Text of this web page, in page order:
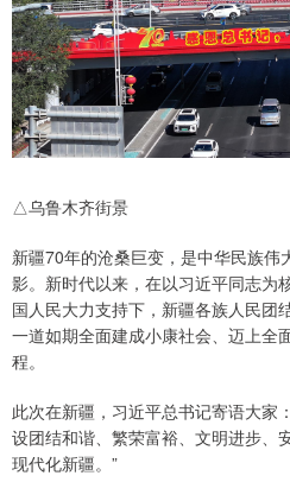
△乌鲁木齐街景
新疆70年的沧桑巨变，是中华民族伟
影。新时代以来，在以习近平同志为
国人民大力支持下，新疆各族人民团
一道如期全面建成小康社会、迈上全
程。
此次在新疆，习近平总书记寄语大家
设团结和谐、繁荣富裕、文明进步、
现代化新疆。”